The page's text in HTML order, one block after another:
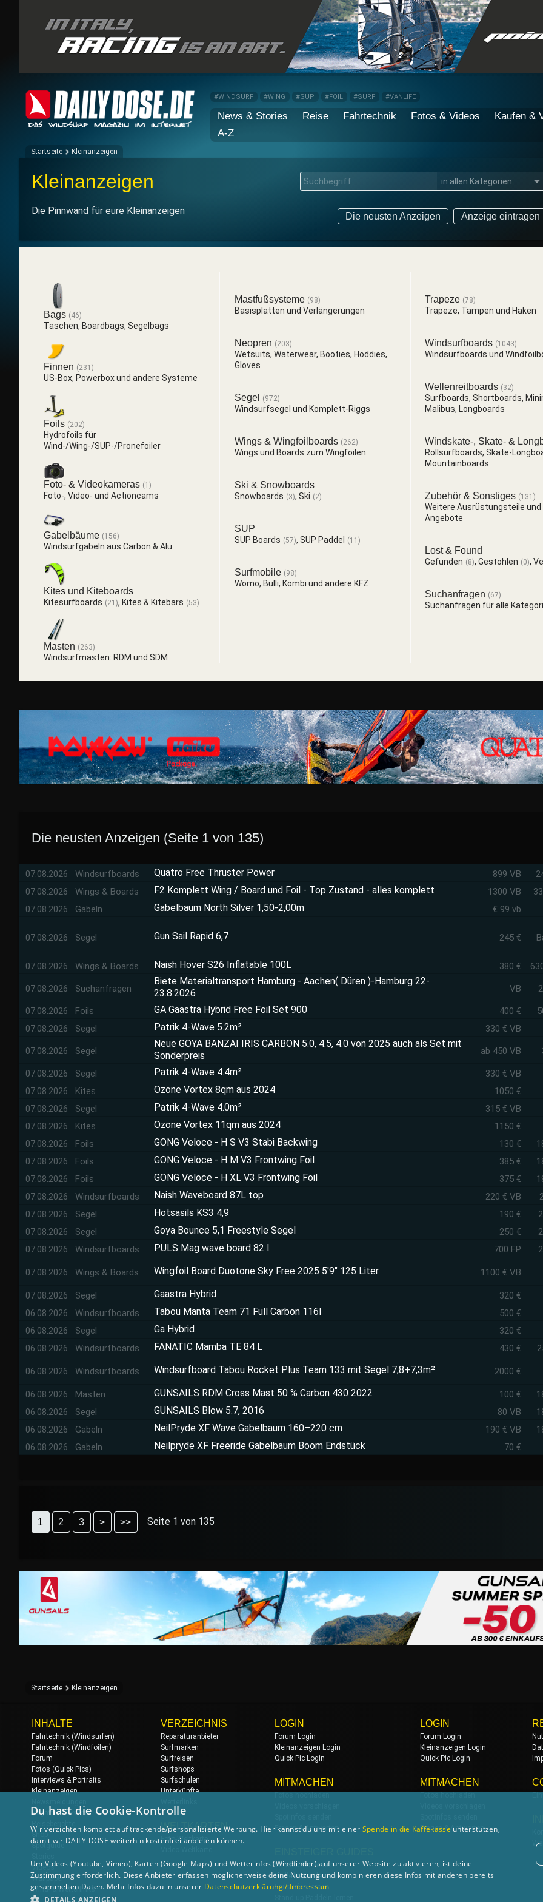
#WINDSURF #WING #SUP #FOIL #SURF #VANLIFE
News & Stories Reise Fahrtechnik Fotos & Videos
Kaufen &
A-Z
Startseite Kleinanzeigen
Kleinanzeigen ▼
Die Pinnwand für eure Kleinanzeigen Die neusten Anzeigen Anzeige eintragen
Bags (46)
Taschen, Boardbags, Segelbags
Finnen (231)
US-Box, Powerbox und andere Systeme
Foils (202)
Hydrofoils für
Wind-/Wing-/SUP-/Pronefoiler
Foto- & Videokameras (1)
Foto-, Video- und Actioncams
Gabelbäume (156)
Windsurfgabeln aus Carbon & Alu
Kites und Kiteboards
Kitesurfboards (21), Kites & Kitebars (53)
Masten (263)
Windsurfmasten: RDM und SDM
Mastfußsysteme (98)
Basisplatten und Verlängerungen
Neopren (203)
Wetsuits, Waterwear, Booties, Hoddies,
Gloves
Segel (972)
Windsurfsegel und Komplett-Riggs
Wings & Wingfoilboards (262)
Wings und Boards zum Wingfoilen
Ski & Snowboards
Snowboards (3), Ski (2)
SUP
SUP Boards (57), SUP Paddel (11)
Surfmobile (98)
Womo, Bulli, Kombi und andere KFZ
Trapeze (78)
Trapeze, Tampen und Haken
Windsurfboards (1043)
Windsurfboards und
Wellenreitboards (32)
Surfboards, Shortboards,
Malibus, Longboards
Windskate-, Skate- &
Rollsurfboards, Skate-
Mountainboards
Zubehör & Sonstiges (131)
Weitere Ausrüstungsteile
Angebote
Lost & Found
Gefunden (8), Gestohlen (0),
Suchanfragen (67)
Suchanfragen für alle
Die neusten Anzeigen (Seite 1 von 135)
07.08.2026 Windsurfboards Quatro Free Thruster Power 899 VB
07.08.2026 Wings & Boards F2 Komplett Wing / Board und Foil - Top Zustand - alles komplett 1300 VB
07.08.2026 Gabeln Gabelbaum North Silver 1,50-2,00m € 99 vb
07.08.2026 Segel Gun Sail Rapid 6,7 245 €
07.08.2026 Wings & Boards Naish Hover S26 Inflatable 100L 380 €
07.08.2026 Suchanfragen
Biete Materialtransport Hamburg - Aachen( Düren )-Hamburg 22-
23.8.2026
VB
07.08.2026 Foils GA Gaastra Hybrid Free Foil Set 900 400 €
07.08.2026 Segel Patrik 4-Wave 5.2m² 330 € VB
07.08.2026 Segel
Neue GOYA BANZAI IRIS CARBON 5.0, 4.5, 4.0 von 2025 auch als Set mit
Sonderpreis
ab 450 VB
07.08.2026 Segel Patrik 4-Wave 4.4m² 330 € VB
07.08.2026 Kites Ozone Vortex 8qm aus 2024 1050 €
07.08.2026 Segel Patrik 4-Wave 4.0m² 315 € VB
07.08.2026 Kites Ozone Vortex 11qm aus 2024 1150 €
07.08.2026 Foils GONG Veloce - H S V3 Stabi Backwing 130 €
07.08.2026 Foils GONG Veloce - H M V3 Frontwing Foil 385 €
07.08.2026 Foils GONG Veloce - H XL V3 Frontwing Foil 375 €
07.08.2026 Windsurfboards Naish Waveboard 87L top 220 € VB
07.08.2026 Segel Hotsasils KS3 4,9 190 €
07.08.2026 Segel Goya Bounce 5,1 Freestyle Segel 250 €
07.08.2026 Windsurfboards PULS Mag wave board 82 l 700 FP
07.08.2026 Wings & Boards Wingfoil Board Duotone Sky Free 2025 5'9" 125 Liter 1100 € VB
07.08.2026 Segel Gaastra Hybrid 320 €
06.08.2026 Windsurfboards Tabou Manta Team 71 Full Carbon 116l 500 €
06.08.2026 Segel Ga Hybrid 320 €
06.08.2026 Windsurfboards
FANATIC Mamba TE 84 L 430 €
06.08.2026 Windsurfboards Windsurfboard Tabou Rocket Plus Team 133 mit Segel 7,8+7,3m² 2000 €
06.08.2026 Masten GUNSAILS RDM Cross Mast 50 % Carbon 430 2022 100 €
06.08.2026 Segel GUNSAILS Blow 5.7, 2016 80 VB
06.08.2026 Gabeln NeilPryde XF Wave Gabelbaum 160–220 cm 190 € VB
06.08.2026 Gabeln Neilpryde XF Freeride Gabelbaum Boom Endstück 70 €
1 2 3 > >> Seite 1 von 135
Startseite Kleinanzeigen
INHALTE
Fahrtechnik (Windsurfen)
Fahrtechnik (Windfoilen)
Forum
Fotos (Quick Pics)
Interviews & Portraits
Kleinanzeigen
Regatten & Events
Shop
Spotguide
Videos
Wallpaper
Wind- & Wetterlinks
VERZEICHNIS
Reparaturanbieter
Surfmarken
Surfreisen
Surfshops
Surfschulen
Unterkünfte
WELTKARTEN
Foto-Weltkarte
LOGIN
Forum Login
Kleinanzeigen Login
Quick Pic Login
MITMACHEN
Fotos hochladen
Fragen & Antworten
Windsurfen lernen
Wellenreiten lernen
Foilsurfen lernen
LOGIN
Forum Login
Kleinanzeigen Login
Quick Pic Login
MITMACHEN
Fotos hochladen
Fragen & Antworten
Du hast die Cookie-Kontrolle
Wir verzichten komplett auf trackende/personalisierte Werbung. Hier kannst du uns mit einer Spende in die Kaffekasse unterstützen,
damit wir DAILY DOSE weiterhin kostenfrei anbieten können.
Um Videos (Youtube, Vimeo), Karten (Google Maps) und Wetterinfos (Windfinder) auf unserer Website zu aktivieren, ist deine
Zustimmung erforderlich. Diese Anbieter erfassen möglicherweise deine Nutzung und kombinieren diese Infos mit anderen bereits
gesammelten Daten. Mehr Infos dazu in unserer Datenschutzerklärung / Impressum
DETAILS ANZEIGEN